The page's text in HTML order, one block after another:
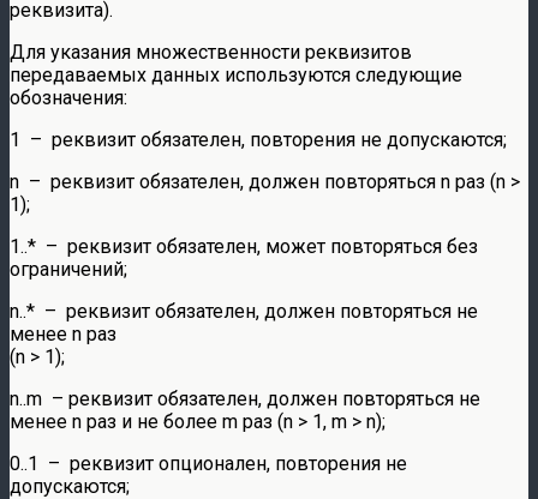
реквизита).
Для указания множественности реквизитов
передаваемых данных используются следующие
обозначения:
1 – реквизит обязателен, повторения не допускаются;
n – реквизит обязателен, должен повторяться n раз (n >
1);
1..* – реквизит обязателен, может повторяться без
ограничений;
n..* – реквизит обязателен, должен повторяться не
менее n раз
(n > 1);
n..m – реквизит обязателен, должен повторяться не
менее n раз и не более m раз (n > 1, m > n);
0..1 – реквизит опционален, повторения не
допускаются;